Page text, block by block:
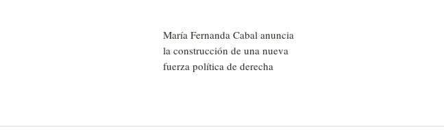
María Fernanda Cabal anuncia
la construcción de una nueva
fuerza política de derecha